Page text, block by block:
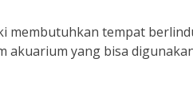
membutuhkan tempat
akuarium yang bisa